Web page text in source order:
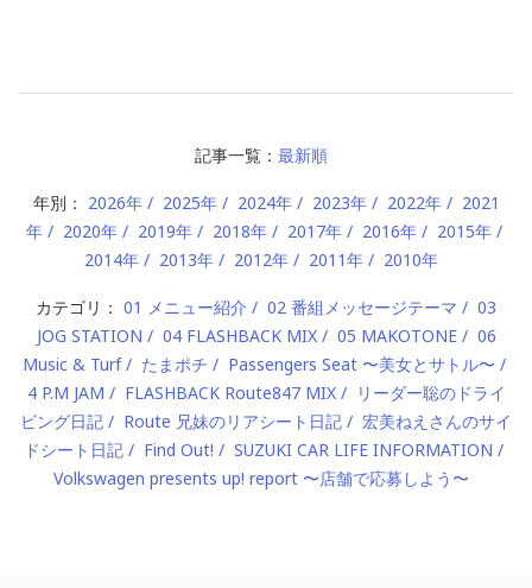
記事一覧： 最新順
年別： 2026年 2025年 2024年 2023年 2022年
2021
年
2020年 2019年 2018年 2017年 2016年
2015年
2014年
2013年 2012年 2011年 2010年
カテゴリ： 01 メニュー紹介 02 番組メッセージテーマ
03
JOG STATION
04 FLASHBACK MIX 05 MAKOTONE
06
Music & Turf
たまポチ
Passengers Seat 〜美女とサトル〜
4 P.M JAM
FLASHBACK Route847 MIX
リーダー聡のドライ
ビング日記
Route 兄妹のリアシート日記
宏美ねえさんのサイ
ドシート日記
Find Out!
SUZUKI CAR LIFE INFORMATION
Volkswagen presents up! report 〜店舗で応募しよう〜